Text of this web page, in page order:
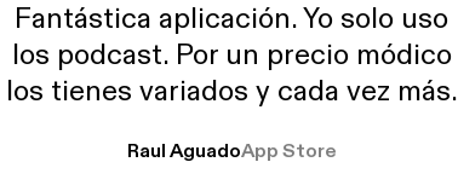
Fantástica aplicación. Yo solo uso
los podcast. Por un precio módico
los tienes variados y cada vez más.
Raul AguadoApp Store